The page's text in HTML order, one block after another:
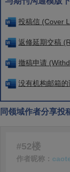
投稿信 (Cover
返修延期交稿
撤稿申请
没有机构邮箱
同领域作者分享投
#52楼
作者昵称：